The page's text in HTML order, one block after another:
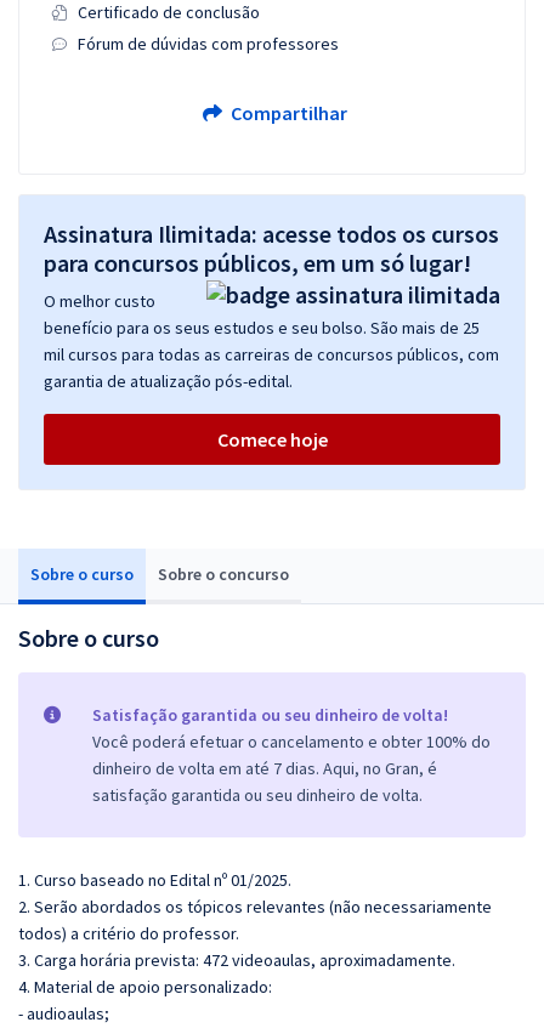
Sobre o curso Sobre o concurso
Sobre o curso
Satisfação garantida ou seu dinheiro de volta!
Você poderá efetuar o cancelamento e obter 100% do
dinheiro de volta em até 7 dias. Aqui, no Gran, é
satisfação garantida ou seu dinheiro de volta.
1. Curso baseado no Edital nº 01/2025.
2. Serão abordados os tópicos relevantes (não necessariamente
todos) a critério do professor.
3. Carga horária prevista: 472 videoaulas, aproximadamente.
4. Material de apoio personalizado:
- audioaulas;
Certificado de conclusão
Fórum de dúvidas com professores
Compartilhar
Assinatura Ilimitada: acesse todos os cursos
para concursos públicos, em um só lugar!
O melhor custo
benefício para os seus estudos e seu bolso. São mais de 25
mil cursos para todas as carreiras de concursos públicos, com
garantia de atualização pós-edital.
Comece hoje